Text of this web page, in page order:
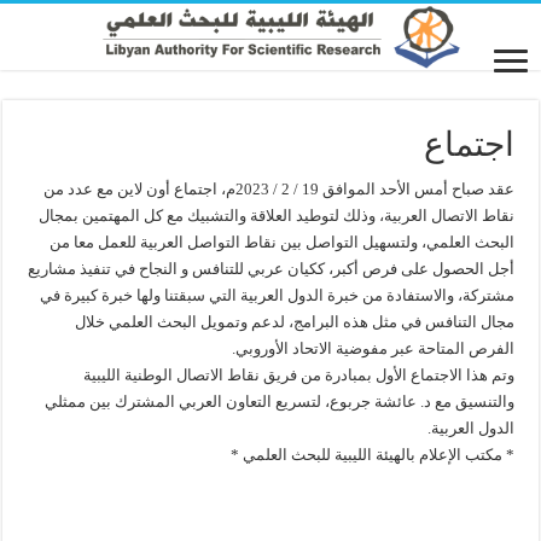
اجتماع
عقد صباح أمس الأحد الموافق 19 / 2 / 2023م، اجتماع أون لاين مع عدد من
نقاط الاتصال العربية، وذلك لتوطيد العلاقة والتشبيك مع كل المهتمين بمجال
البحث العلمي، ولتسهيل التواصل بين نقاط التواصل العربية للعمل معا من
أجل الحصول على فرص أكبر، ككيان عربي للتنافس و النجاح في تنفيذ مشاريع
مشتركة، والاستفادة من خبرة الدول العربية التي سبقتنا ولها خبرة كبيرة في
مجال التنافس في مثل هذه البرامج، لدعم وتمويل البحث العلمي خلال
الفرص المتاحة عبر مفوضية الاتحاد الأوروبي.
وتم هذا الاجتماع الأول بمبادرة من فريق نقاط الاتصال الوطنية الليبية
والتنسيق مع د. عائشة جربوع، لتسريع التعاون العربي المشترك بين ممثلي
الدول العربية.
* مكتب الإعلام بالهيئة الليبية للبحث العلمي *